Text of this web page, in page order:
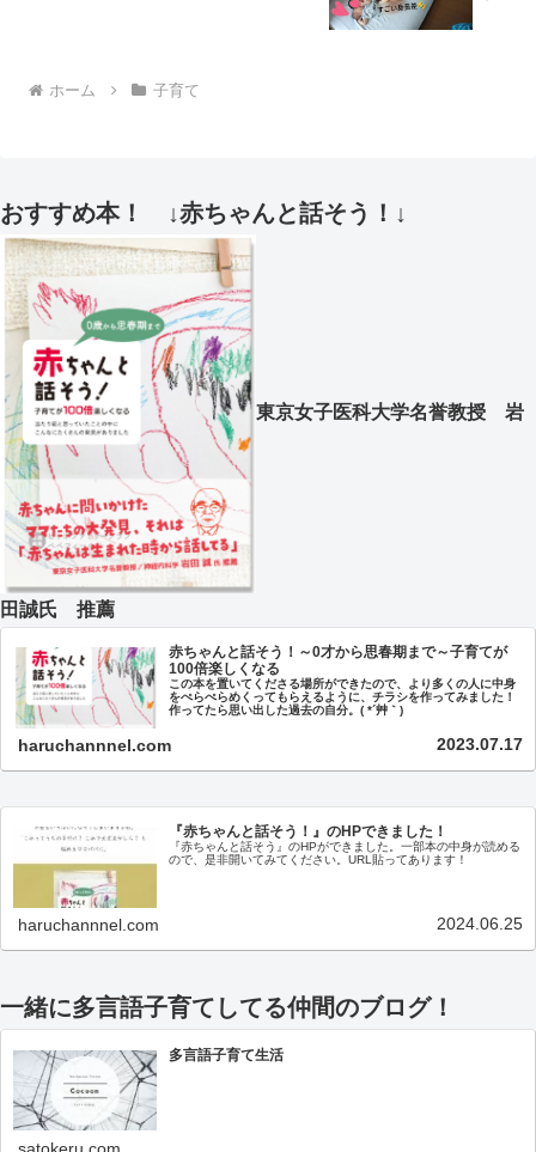
ホーム 子育て
おすすめ本！ ↓赤ちゃんと話そう！↓
東京女子医科大学名誉教授 岩
田誠氏 推薦
赤ちゃんと話そう！～0才から思春期まで～子育てが
100倍楽しくなる
この本を置いてくださる場所ができたので、より多くの人に中身
をぺらぺらめくってもらえるように、チラシを作ってみました！
作ってたら思い出した過去の自分。( *´艸｀)
haruchannnel.com 2023.07.17
『赤ちゃんと話そう！』のHPできました！
『赤ちゃんと話そう』のHPができました。一部本の中身が読める
ので、是非開いてみてください。URL貼ってあります！
haruchannnel.com 2024.06.25
一緒に多言語子育てしてる仲間のブログ！
多言語子育て生活
satokeru.com